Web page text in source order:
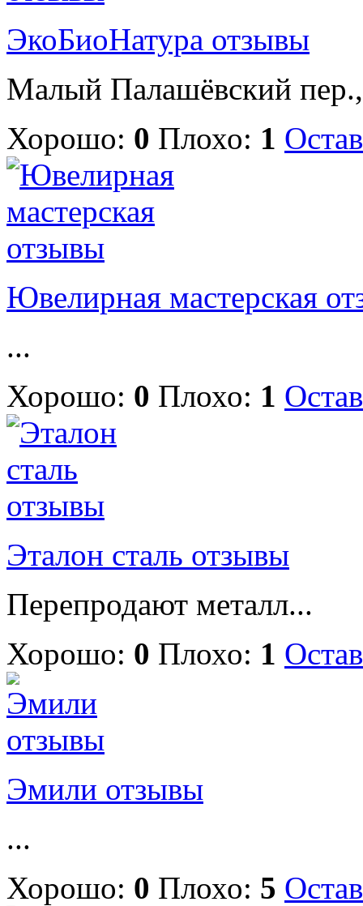
ЭкоБиоНатура отзывы
Малый Палашёвский
Хорошо: 0 Плохо: 1
Ювелирная мастерская
...
Хорошо: 0 Плохо: 1
Эталон сталь отзывы
Перепродают металл...
Хорошо: 0 Плохо: 1
Эмили отзывы
...
Хорошо: 0 Плохо: 5